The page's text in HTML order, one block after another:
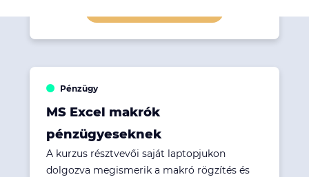
Pénzügy
MS Excel makrók
pénzügyeseknek
A kurzus résztvevői saját laptopjukon
dolgozva megismerik a makró rögzítés és